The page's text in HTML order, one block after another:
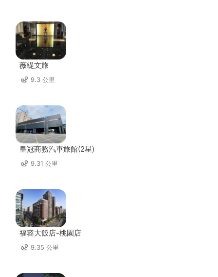
薇緹文旅
9.3 公里
皇冠商務汽車旅館(2星)
9.31 公里
福容大飯店-桃園店
9.35 公里